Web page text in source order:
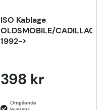
ISO Kablage
OLDSMOBILE/CADILLAC/
1992->
398 kr